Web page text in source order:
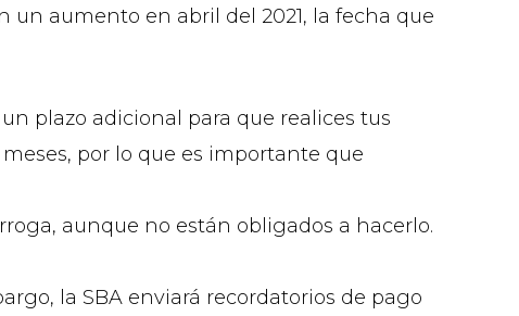
un aumento en abril del 2021, la fecha que
plazo adicional para que realices tus
por lo que es importante que
aunque no están obligados a hacerlo.
la SBA enviará recordatorios de pago